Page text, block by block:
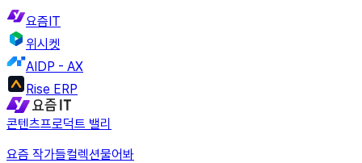
요즘IT
위시켓
AIDP - AX
Rise ERP
콘텐츠프로덕트 밸리
요즘 작가들컬렉션물어봐